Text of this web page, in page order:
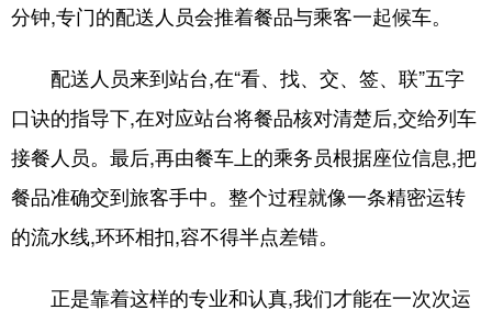
分钟,专门的配送人员会推着餐品与乘客一起候车。
配送人员来到站台,在“看、找、交、签、联”五字
口诀的指导下,在对应站台将餐品核对清楚后,交给列车
接餐人员。最后,再由餐车上的乘务员根据座位信息,把
餐品准确交到旅客手中。整个过程就像一条精密运转
的流水线,环环相扣,容不得半点差错。
正是靠着这样的专业和认真,我们才能在一次次运